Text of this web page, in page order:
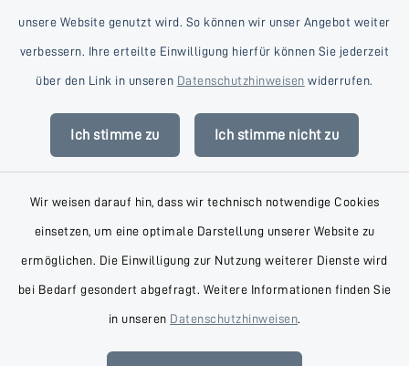
unsere Website genutzt wird. So können wir unser Angebot weiter
verbessern. Ihre erteilte Einwilligung hierfür können Sie jederzeit
über den Link in unseren Datenschutzhinweisen widerrufen.
Ich stimme zu Ich stimme nicht zu
Wir weisen darauf hin, dass wir technisch notwendige Cookies
einsetzen, um eine optimale Darstellung unserer Website zu
ermöglichen. Die Einwilligung zur Nutzung weiterer Dienste wird
bei Bedarf gesondert abgefragt. Weitere Informationen finden Sie
in unseren Datenschutzhinweisen.
Kontakt
Datenschutz
Impressum
Sitemap